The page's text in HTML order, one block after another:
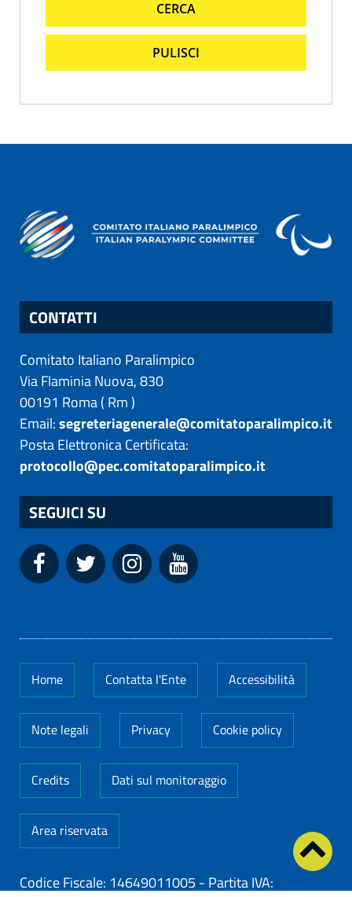
CERCA
PULISCI
CONTATTI
Comitato Italiano Paralimpico
Via Flaminia Nuova, 830
00191 Roma( Rm)
Email:segreteriagenerale@comitatoparalimpico.it
Posta Elettronica Certificata:
protocollo@pec.comitatoparalimpico.it
SEGUICI SU
Home Contatta l'Ente Accessibilità
Note legali Privacy Cookie policy
Credits Dati sul monitoraggio
Area riservata
Codice Fiscale: 14649011005 - Partita IVA: